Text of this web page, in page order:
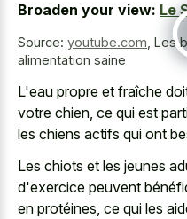
Broaden your view: Le
Source: youtube.com Les
alimentation saine
L'eau propre et fraîche
votre chien, ce qui est
les chiens actifs qui ont
Les chiots et les jeunes
d'exercice peuvent
en protéines, ce qui les